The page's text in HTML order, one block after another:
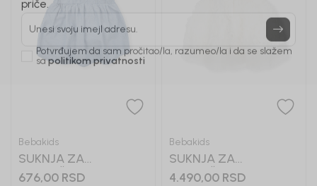
Bebakids
SUKNJA ZA
DEVOJČICE GILI
676,00 RSD
Bebakids
SUKNJA ZA
DEVOJČICE ALIS
4.490,00 RSD
Prijavi se, ostvari popuste i postani deo BebaKids
priče.
Unesi svoju imejl adresu.